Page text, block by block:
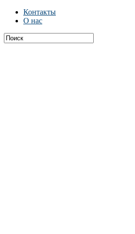
Контакты
О нас